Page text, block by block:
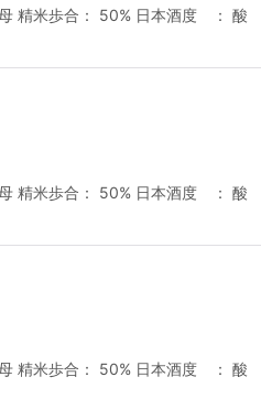
精米歩合： 50% 日本酒度 ： 酸
精米歩合： 50% 日本酒度 ： 酸
精米歩合： 50% 日本酒度 ： 酸